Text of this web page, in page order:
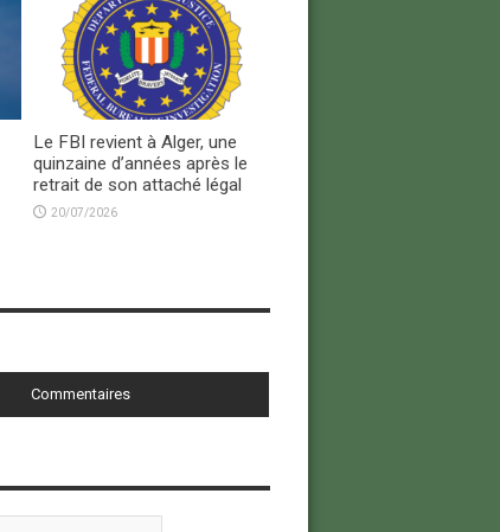
Le FBI revient à Alger, une
quinzaine d’années après le
retrait de son attaché légal
20/07/2026
Commentaires